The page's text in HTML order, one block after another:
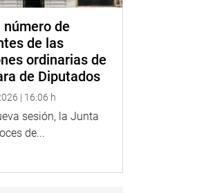
número de
de las
ordinarias de
de Diputados
| 16:06 h
sesión, la Junta
de...